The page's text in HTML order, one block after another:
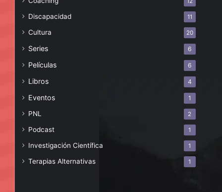
Discapacidad 11
Cultura 20
Series 6
Películas 6
Libros 4
Eventos 1
PNL 2
Podcast 1
Investigación Científica 1
Terapias Alternativas 1